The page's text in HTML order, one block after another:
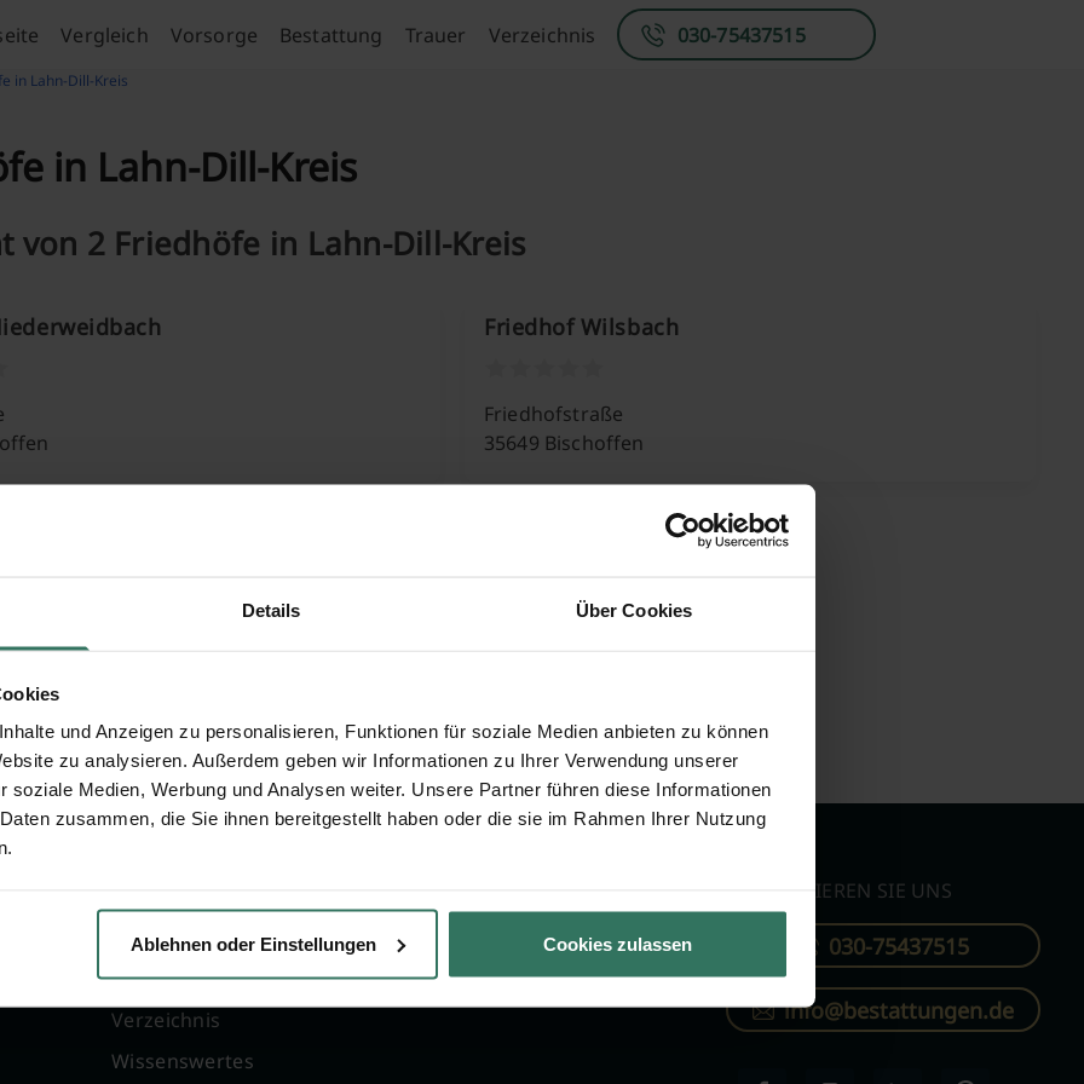
Details Über Cookies
und Anzeigen zu personalisieren, Funktionen für soziale Medien anbieten zu können
zu analysieren. Außerdem geben wir Informationen zu Ihrer Verwendung unserer
soziale Medien, Werbung und Analysen weiter. Unsere Partner führen diese Informationen
zusammen, die Sie ihnen bereitgestellt haben oder die sie im Rahmen Ihrer Nutzung
Ablehnen oder Einstellungen Cookies zulassen
Vergleich Vorsorge Bestattung Trauer Verzeichnis 030-75437515
in Lahn-Dill-Kreis
in Lahn-Dill-Kreis
von 2 Friedhöfe in Lahn-Dill-Kreis
Friedhof Wilsbach
Friedhofstraße
35649 Bischoffen
Vergleich
Ratgeber
Verzeichnis
Wissenswertes
Online-Portal
Kostenlos registrieren
KONTAKTIEREN SIE UNS
030-75437515
info@bestattungen.de